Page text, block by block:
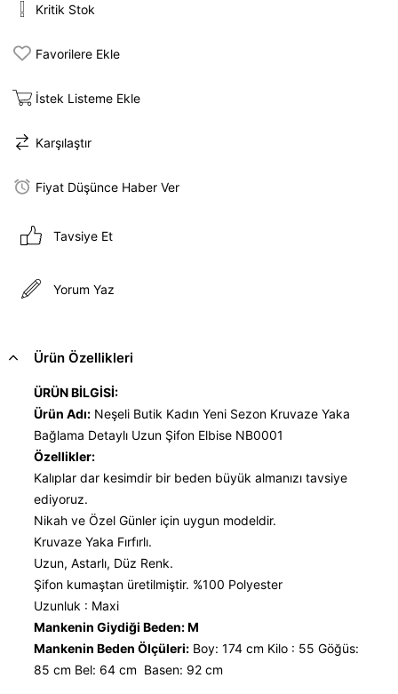
Kritik Stok
Favorilere Ekle
İstek Listeme Ekle
Karşılaştır
Fiyat Düşünce Haber Ver
Tavsiye Et
Yorum Yaz
Ürün Özellikleri
ÜRÜN BİLGİSİ:
Ürün Adı: Neşeli Butik Kadın Yeni Sezon Kruvaze Yaka
Bağlama Detaylı Uzun Şifon Elbise NB0001
Özellikler:
Kalıplar dar kesimdir bir beden büyük almanızı tavsiye
ediyoruz.
Nikah ve Özel Günler için uygun modeldir.
Kruvaze Yaka Fırfırlı.
Uzun, Astarlı, Düz Renk.
Şifon kumaştan üretilmiştir. %100 Polyester
Uzunluk : Maxi
Mankenin Giydiği Beden: M
Mankenin Beden Ölçüleri: Boy: 174 cm Kilo : 55 Göğüs:
85 cm Bel: 64 cm Basen: 92 cm